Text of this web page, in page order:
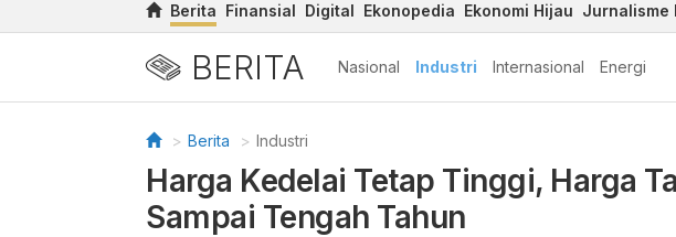
Berita Finansial Digital Ekonopedia Ekonomi Hijau Jurnalisme
BERITA Nasional Industri Internasional Energi
Berita Industri
Harga Kedelai Tetap Tinggi, Harga
Sampai Tengah Tahun